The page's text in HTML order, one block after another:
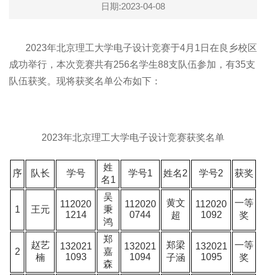
日期:2023-04-08
2023年北京理工大学电子设计竞赛于4月1日在良乡校区
成功举行，本次竞赛共有256名学生88支队伍参加，有35支
队伍获奖。现将获奖名单公布如下：
2023年北京理工大学电子设计竞赛获奖名单
序 队长 学号
姓
名1
学号1 姓名2 学号2 获奖
1 王元
112020
1214
吴
秉
鸿
112020
0744
黄文
超
112020
1092
一等
奖
2
赵艺
楠
132021
1093
郑
嘉
森
132021
1094
郑梁
子涵
132021
1095
一等
奖